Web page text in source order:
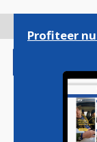
gaan
Profiteer